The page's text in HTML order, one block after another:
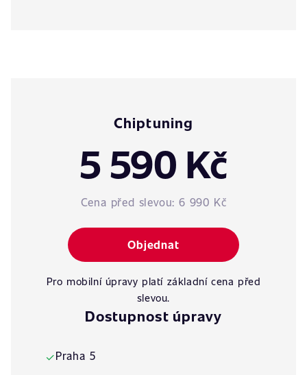
Chiptuning
5 590 Kč
Cena před slevou: 6 990 Kč
Objednat
Pro mobilní úpravy platí základní cena před
slevou.
Dostupnost úpravy
✓Praha 5